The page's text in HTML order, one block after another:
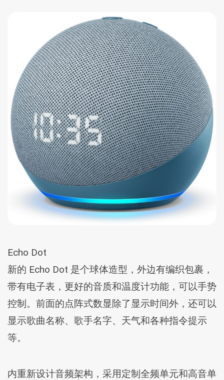
Echo Dot
新的 Echo Dot 是个球体造型，外边有编织包裹，
带有电子表，更好的音质和温度计功能，可以手势
控制。前面的点阵式数显除了显示时间外，还可以
显示歌曲名称、歌手名字、天气和各种指令提示
等。
内重新设计音频架构，采用定制全频单元和高音单